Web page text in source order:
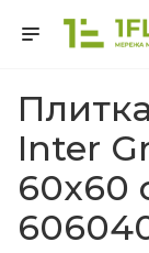
Inter
60x60